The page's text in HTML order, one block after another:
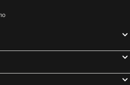
Amara Suites Santorini